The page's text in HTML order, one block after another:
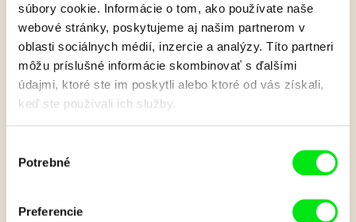
súbory cookie. Informácie o tom, ako používate naše
webové stránky, poskytujeme aj našim partnerom v
oblasti sociálnych médií, inzercie a analýzy. Títo partneri
môžu príslušné informácie skombinovať s ďalšími
údajmi, ktoré ste im poskytli alebo ktoré od vás získali,
keď ste používali ich služby.
súhlasu
Potrebné
Preferencie
Cez palubu!
V príbehu o Arche, v ktorej mal Noe zhromaždiť páry
niektorých zvierat, aby ich zachránil pred istým vyhynutím,
tvorcovia tohoto konkrétneho filmu pridávajú drobný bonus -
zvierací pár, ktorý by Noe zachrániť určite nechcel. Tvorí ho
jazykom a schopnosťou meniť farby a vypelichaný, plachý, no
prekvapivo rýchly Kiwi.
Zobraziť viac